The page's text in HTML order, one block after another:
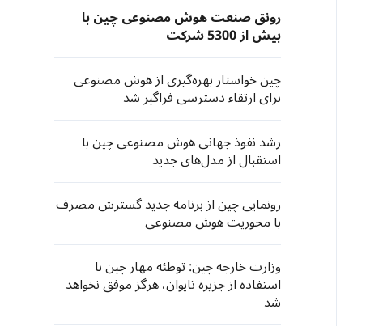
رونق صنعت هوش مصنوعی چین با
بیش از 5300 شرکت
چین خواستار بهره‌گیری از هوش مصنوعی
برای ارتقاء دسترسی فراگیر شد
رشد نفوذ جهانی هوش مصنوعی چین با
استقبال از مدل‌های جدید
رونمایی چین از برنامه جدید گسترش مصرف
با محوریت هوش مصنوعی
وزارت خارجه چین: توطئه مهار چین با
استفاده از جزیره تایوان، هرگز موفق نخواهد
شد